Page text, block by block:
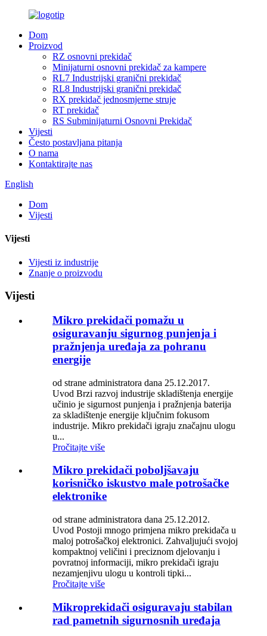
Dom
Proizvod
RZ osnovni prekidač
Minijaturni osnovni prekidač za kampere
RL7 Industrijski granični prekidač
RL8 Industrijski granični prekidač
RX prekidač jednosmjerne struje
RT prekidač
RS Subminijaturni Osnovni Prekidač
Vijesti
Često postavljana pitanja
O nama
Kontaktirajte nas
English
Dom
Vijesti
Vijesti
Vijesti iz industrije
Znanje o proizvodu
Vijesti
Mikro prekidači pomažu u
osiguravanju sigurnog punjenja i
pražnjenja uređaja za pohranu
energije
od strane administratora dana 25.12.2017.
Uvod Brzi razvoj industrije skladištenja energije
učinio je sigurnost punjenja i pražnjenja baterija
za skladištenje energije ključnim fokusom
industrije. Mikro prekidači igraju značajnu ulogu
u...
Pročitajte više
Mikro prekidači poboljšavaju
korisničko iskustvo male potrošačke
elektronike
od strane administratora dana 25.12.2012.
Uvod Postoji mnogo primjena mikro prekidača u
maloj potrošačkoj elektronici. Zahvaljujući svojoj
kompaktnoj veličini i preciznom djelovanju i
povratnoj informaciji, mikro prekidači igraju
nezamjenjivu ulogu u kontroli tipki...
Pročitajte više
Mikroprekidači osiguravaju stabilan
rad pametnih sigurnosnih uređaja